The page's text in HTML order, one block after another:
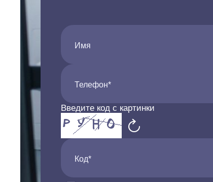
Имя
Телефон*
Введите код с картинки
Код*